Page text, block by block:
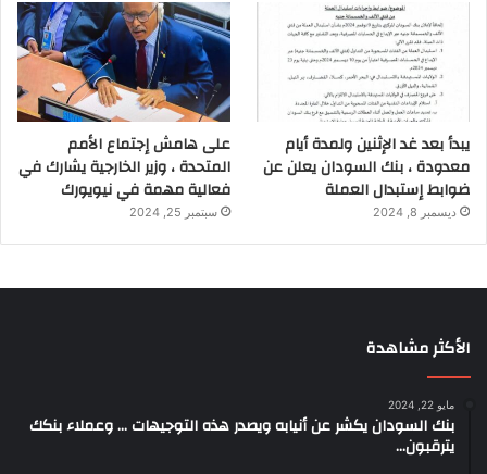
يبدأ بعد غد الإثنين ولمدة أيام
معدودة ، بنك السودان يعلن عن
ضوابط إستبدال العملة
ديسمبر 8, 2024
على هامش إجتماع الأمم
المتحدة ، وزير الخارجية يشارك في
فعالية مهمة في نيويورك
سبتمبر 25, 2024
الأكثر مشاهدة
مايو 22, 2024
بنك السودان يكشر عن أنيابه ويصدر هذه التوجيهات … وعملاء بنكك
يترقبون…